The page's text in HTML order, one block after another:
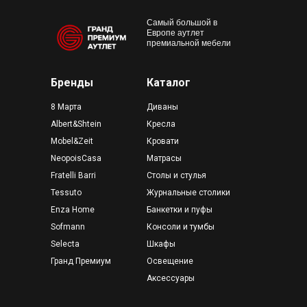
Кресла
Столы и стулья
Матрасы
Шкафы
Освещение
Диваны
Журнальные столики
Банкетки и пуфы
Аксессуары
Консоли и тумбы
Кровати
Самый большой в
Европе аутлет
премиальной мебели
Каталог
Бренды
Mobel&Zeit
Tessuto
8 Марта
Fratelli Barri
Sofmann
Selecta
Enza Home
Albert&Shtein
NeopoisCasa
Гранд Премиум